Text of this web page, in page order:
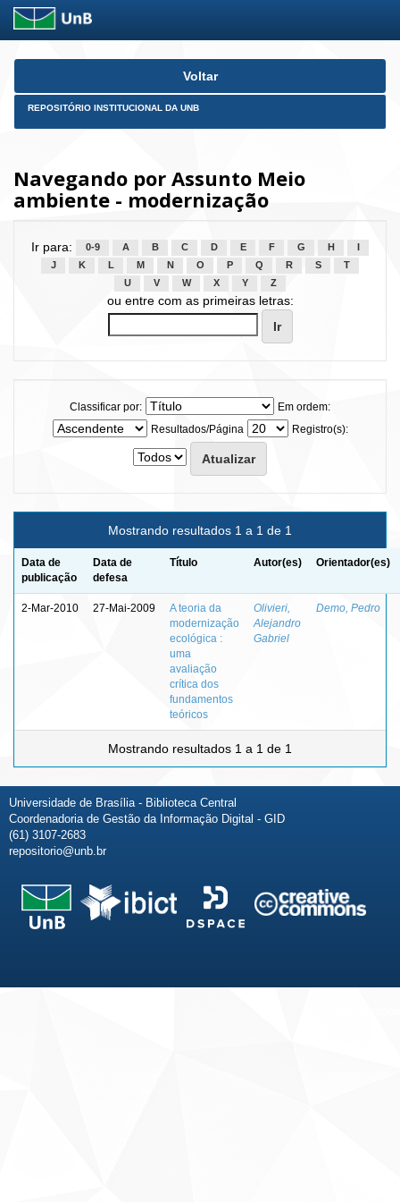
Skip
Voltar
REPOSITÓRIO INSTITUCIONAL DA UNB
Navegando por Assunto Meio
ambiente - modernização
Ir para: 0-9 A B C D E F G H
J
K L M N O P Q R S
T
U
V W X Y Z
ou entre com as primeiras letras:
Classificar por:
Em ordem:
Resultados/Página
Registro(s):
Mostrando resultados 1 a 1 de 1
Data de
publicação
Data de
defesa
Título Autor(es) Orientador(es)
2-Mar-2010 27-Mai-2009
A teoria da
modernização
ecológica :
uma
avaliação
crítica dos
fundamentos
teóricos
Olivieri,
Alejandro
Gabriel
Demo, Pedro
Mostrando resultados 1 a 1 de 1
Universidade de Brasília - Biblioteca Central
Coordenadoria de Gestão da Informação Digital - GID
(61) 3107-2683
repositorio@unb.br